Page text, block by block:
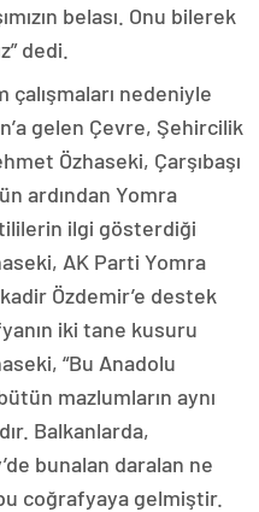
belası. Onu bilerek
dedi.
çalışmaları nedeniyle
gelen Çevre, Şehircilik
Özhaseki, Çarşıbaşı
ardından Yomra
ilgi gösterdiği
AK Parti Yomra
Özdemir’e destek
iki tane kusuru
“Bu Anadolu
mazlumların aynı
Balkanlarda,
bunalan daralan ne
coğrafyaya gelmiştir.